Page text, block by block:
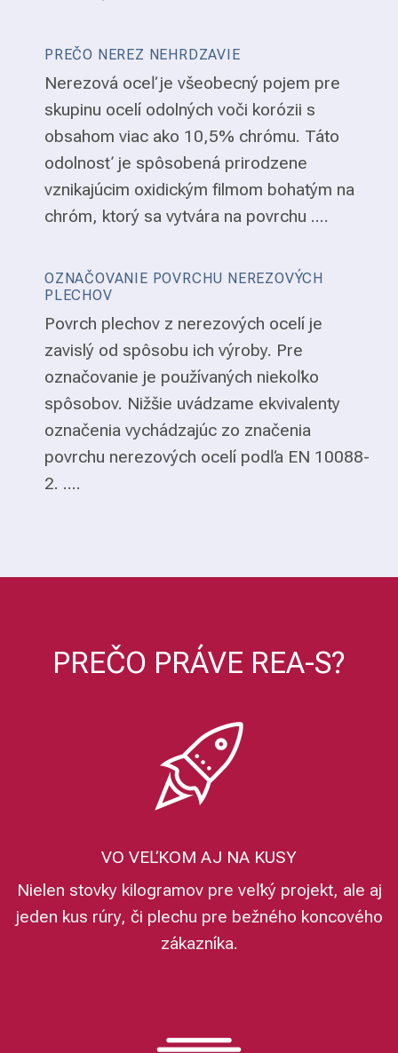
PREČO NEREZ NEHRDZAVIE
Nerezová oceľ je všeobecný pojem pre
skupinu ocelí odolných voči korózii s
obsahom viac ako 10,5% chrómu. Táto
odolnosť je spôsobená prirodzene
vznikajúcim oxidickým filmom bohatým na
chróm, ktorý sa vytvára na povrchu ....
OZNAČOVANIE POVRCHU NEREZOVÝCH
PLECHOV
Povrch plechov z nerezových ocelí je
zavislý od spôsobu ich výroby. Pre
označovanie je používaných niekoľko
spôsobov. Nižšie uvádzame ekvivalenty
označenia vychádzajúc zo značenia
povrchu nerezových ocelí podľa EN 10088-
2. ....
PREČO PRÁVE REA-S?
VO VEĽKOM AJ NA KUSY
Nielen stovky kilogramov pre veľký projekt, ale aj
jeden kus rúry, či plechu pre bežného koncového
zákazníka.